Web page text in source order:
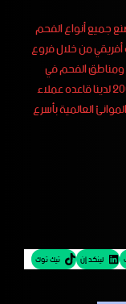
جميع أنواع الفحم
أفريقي من خلال فروع
ومناطق الفحم في
كولومبيا نعمل في مجال تصنيع الفحم منذ عام 2009 لدينا قاعده عملاء
العالمية بأسرع
لينكد إن تيك توك